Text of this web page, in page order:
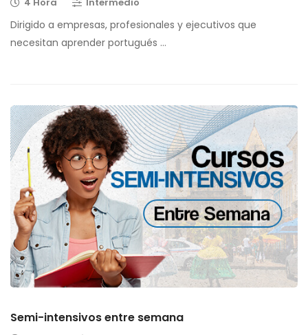
4 Hora Intermedio
Dirigido a empresas, profesionales y ejecutivos que
necesitan aprender portugués …
Semi-intensivos entre semana